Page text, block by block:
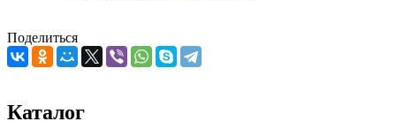
Поделиться
Каталог